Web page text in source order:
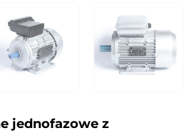
jednofazowe z